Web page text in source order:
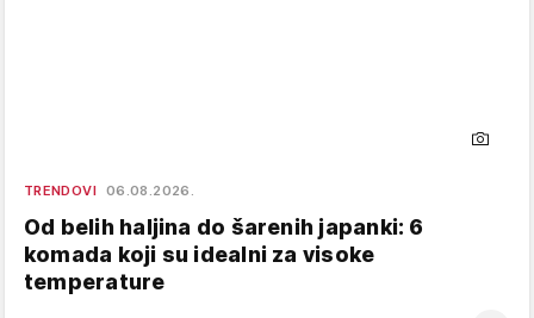
TRENDOVI 06.08.2026.
Od belih haljina do šarenih japanki: 6
komada koji su idealni za visoke
temperature